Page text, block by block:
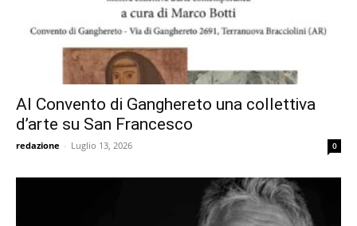
Al Convento di Ganghereto una collettiva
d’arte su San Francesco
redazione - Luglio 13, 2026 0